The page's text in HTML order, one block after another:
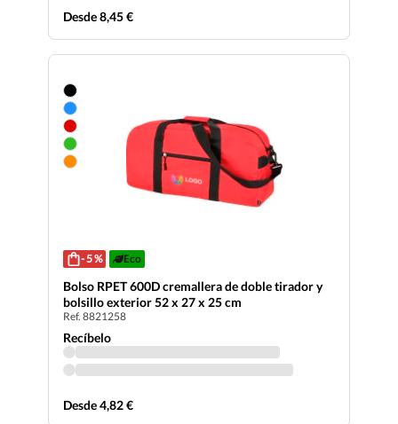
Desde 8,45 €
- 5 % Eco
Bolso RPET 600D cremallera de doble tirador y
bolsillo exterior 52 x 27 x 25 cm
Ref. 8821258
Recíbelo
Desde 4,82 €